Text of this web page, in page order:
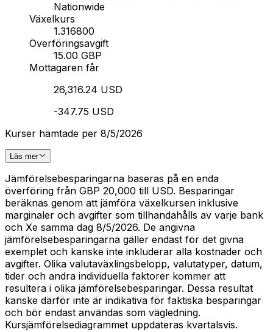
Nationwide
Växelkurs
1.316800
Överföringsavgift
15.00 GBP
Mottagaren får
26,316.24 USD
-347.75 USD
Kurser hämtade per 8/5/2026
Läs mer
Jämförelsebesparingarna baseras på en enda
överföring från GBP 20,000 till USD. Besparingar
beräknas genom att jämföra växelkursen inklusive
marginaler och avgifter som tillhandahålls av varje bank
och Xe samma dag 8/5/2026. De angivna
jämförelsebesparingarna gäller endast för det givna
exemplet och kanske inte inkluderar alla kostnader och
avgifter. Olika valutaväxlingsbelopp, valutatyper, datum,
tider och andra individuella faktorer kommer att
resultera i olika jämförelsebesparingar. Dessa resultat
kanske därför inte är indikativa för faktiska besparingar
och bör endast användas som vägledning.
Kursjämförelsediagrammet uppdateras kvartalsvis.